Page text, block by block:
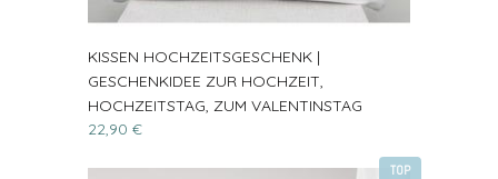
KISSEN HOCHZEITSGESCHENK |
GESCHENKIDEE ZUR HOCHZEIT,
HOCHZEITSTAG, ZUM VALENTINSTAG
22,90 €
TOP